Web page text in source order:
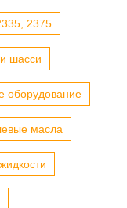
2375
шасси
оборудование
масла